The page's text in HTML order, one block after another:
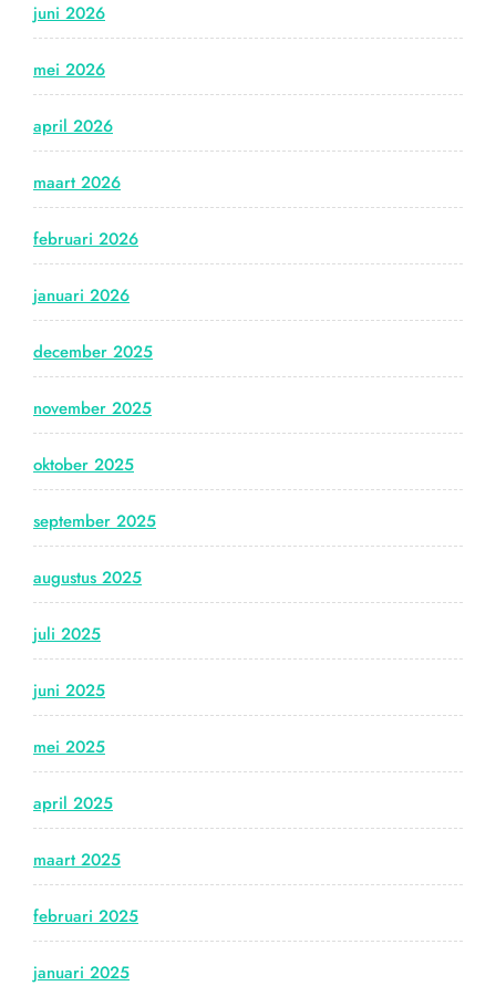
juni 2026
mei 2026
april 2026
maart 2026
februari 2026
januari 2026
december 2025
november 2025
oktober 2025
september 2025
augustus 2025
juli 2025
juni 2025
mei 2025
april 2025
maart 2025
februari 2025
januari 2025